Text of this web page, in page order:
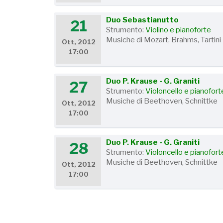
21
Ott, 2012
17:00
Duo Sebastianutto
Strumento: Violino e pianoforte
Musiche di Mozart, Brahms, Tartini
27
Ott, 2012
17:00
Duo P. Krause - G. Graniti
Strumento: Violoncello e
Musiche di Beethoven, Schnittke
28
Ott, 2012
17:00
Duo P. Krause - G. Graniti
Strumento: Violoncello e
Musiche di Beethoven, Schnittke